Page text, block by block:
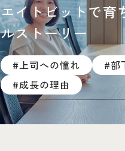
エイトビットで育
ルストーリー
#上司への憧れ
#部
#成長の理由